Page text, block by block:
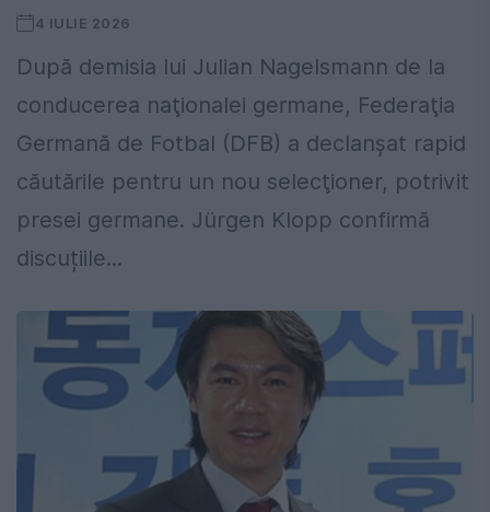
4 IULIE 2026
După demisia lui Julian Nagelsmann de la
conducerea naţionalei germane, Federaţia
Germană de Fotbal (DFB) a declanşat rapid
căutările pentru un nou selecţioner, potrivit
presei germane. Jürgen Klopp confirmă
discuțiile...